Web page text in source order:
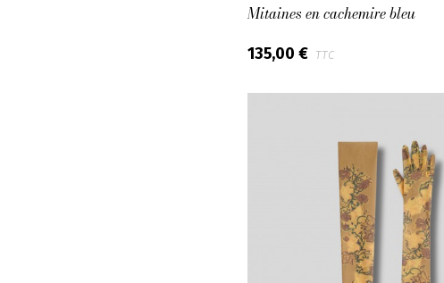
Mitaines en cachemire bleu
135,00 € TTC